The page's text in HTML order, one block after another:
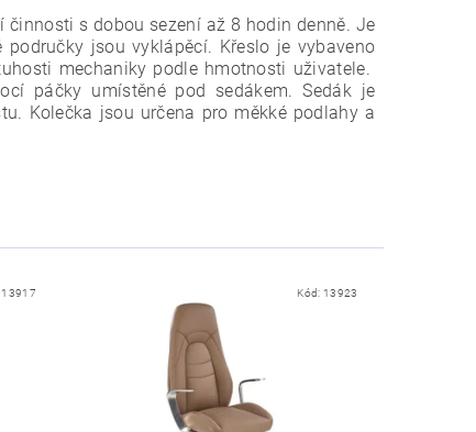
s dobou sezení až 8 hodin denně. Je
jsou vyklápěcí. Křeslo je vybaveno
mechaniky podle hmotnosti uživatele.
páčky umístěné pod sedákem. Sedák je
Kolečka jsou určena pro měkké podlahy a
13917 Kód: 13923